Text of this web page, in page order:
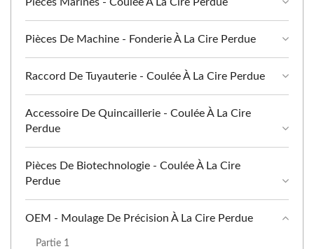
Pièces De Machine - Fonderie À La Cire Perdue
Raccord De Tuyauterie - Coulée À La Cire Perdue
Accessoire De Quincaillerie - Coulée À La Cire
Perdue
Pièces De Biotechnologie - Coulée À La Cire
Perdue
OEM - Moulage De Précision À La Cire Perdue
Partie 1